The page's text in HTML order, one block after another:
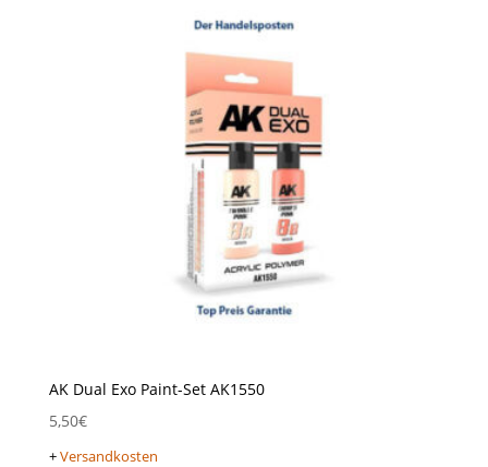
AK Dual Exo Paint-Set AK1550
5,50€
+Versandkosten